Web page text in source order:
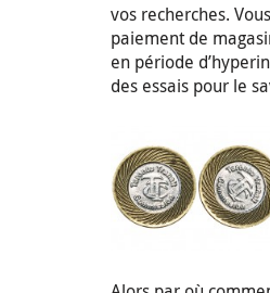
vos recherches.
paiement de
en période
des essais pour le